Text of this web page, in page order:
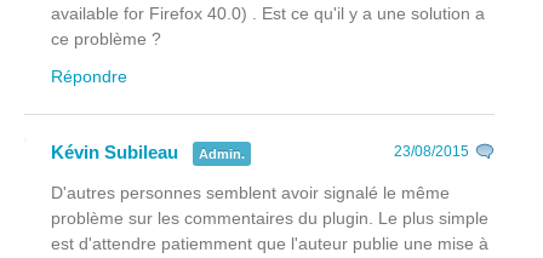
available for Firefox 40.0) . Est ce qu'il y a une solution a
ce problème ?
Répondre
Kévin Subileau Admin. 23/08/2015
D'autres personnes semblent avoir signalé le même
problème sur les commentaires du plugin. Le plus simple
est d'attendre patiemment que l'auteur publie une mise à